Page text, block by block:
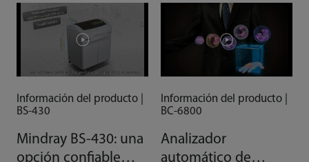
Información del producto |
BS-430
Mindray BS-430: una
opción confiable
Información del producto |
BC-6800
Analizador
automático de